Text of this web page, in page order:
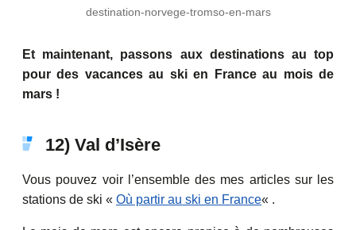
destination-norvege-tromso-en-mars
Et maintenant, passons aux destinations au top
pour des vacances au ski en France au mois de
mars !
12) Val d’Isère
Vous pouvez voir l’ensemble des mes articles sur les
stations de ski « Où partir au ski en France« .